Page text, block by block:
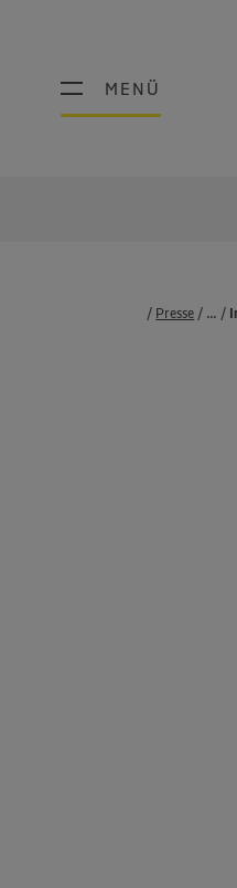
MENÜ
MENÜ
Presse ...